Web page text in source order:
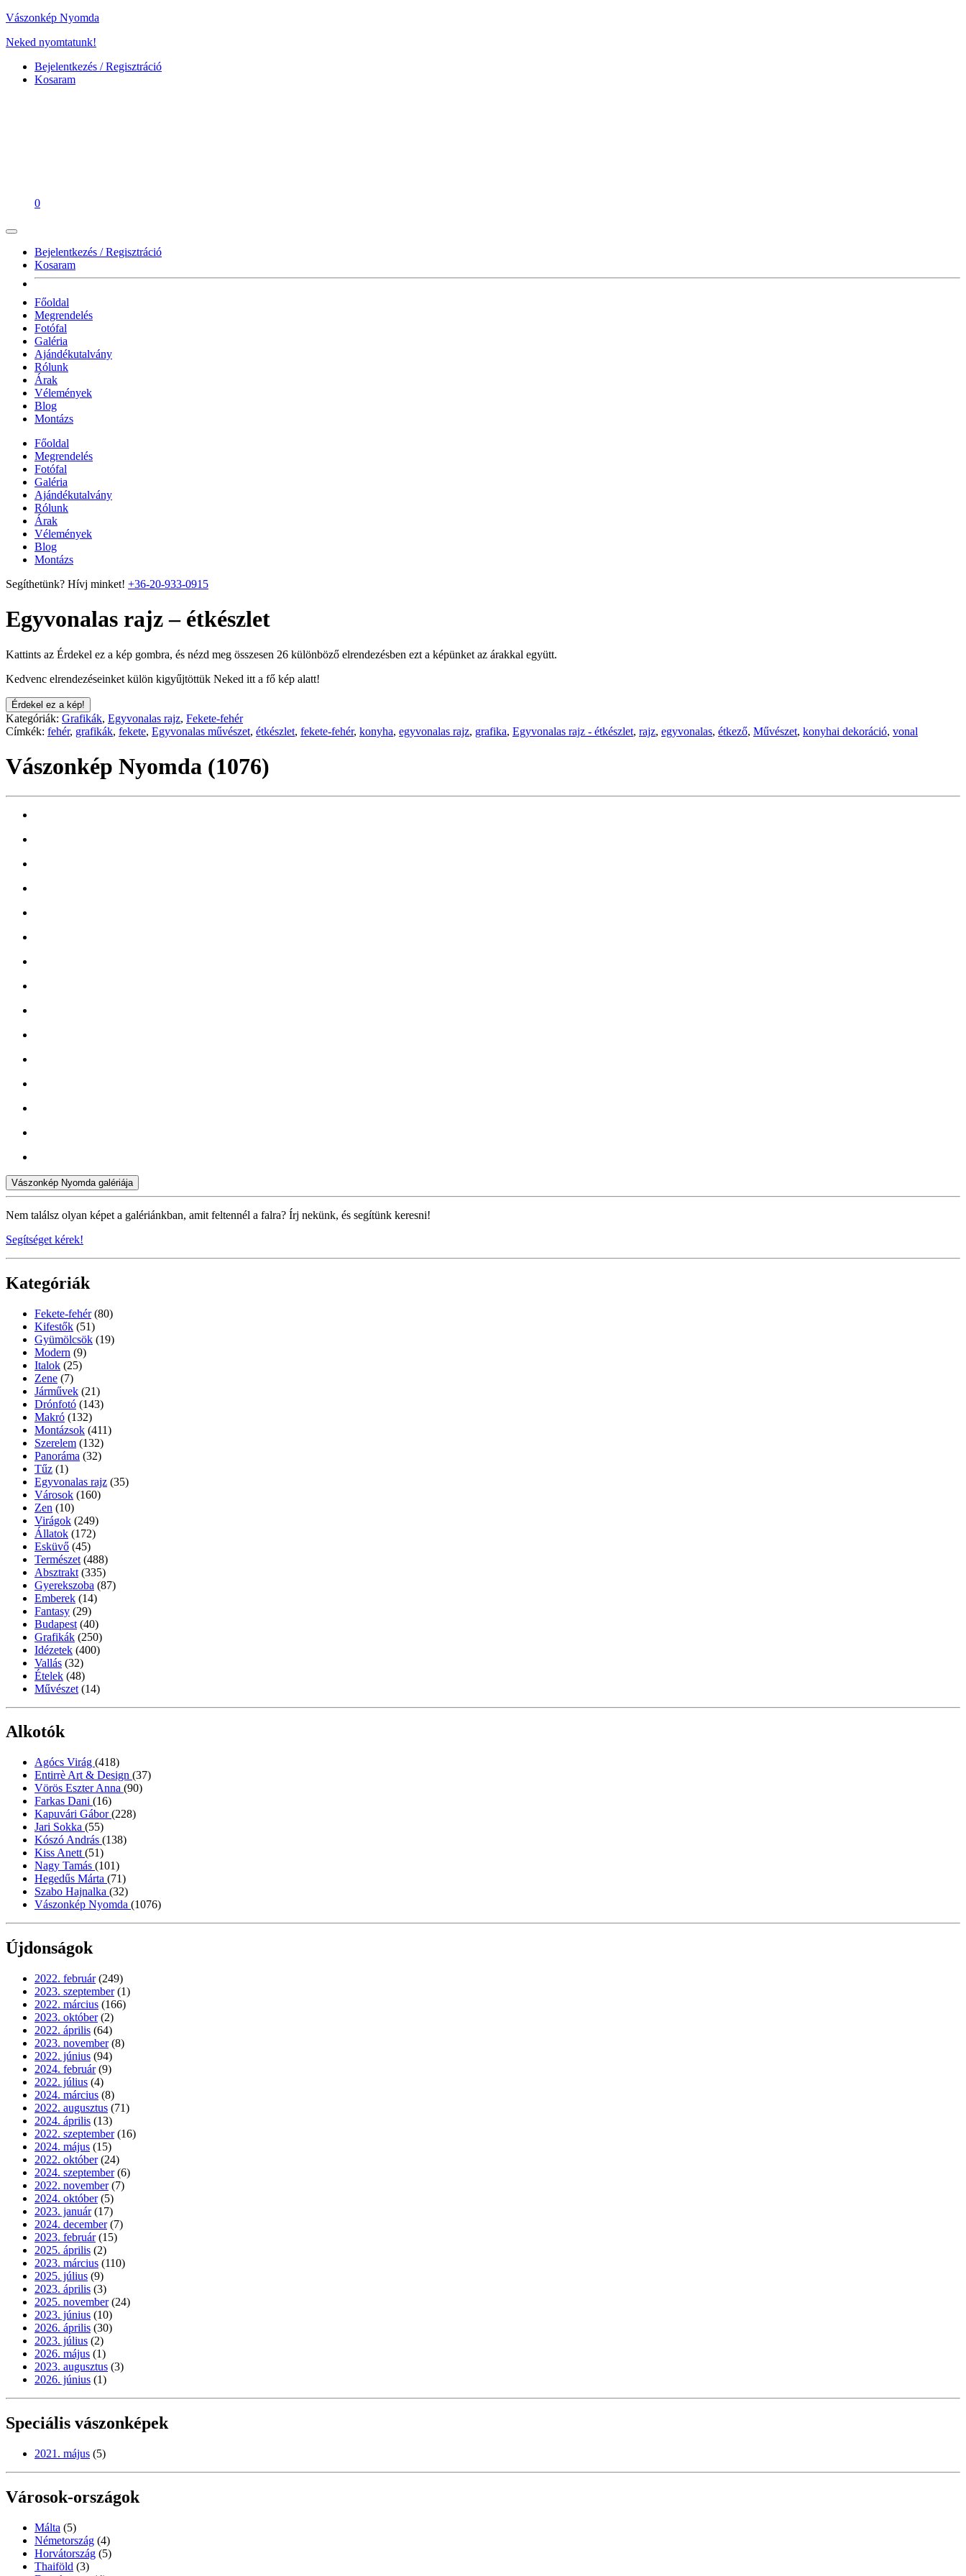
Vászonkép Nyomda
Neked nyomtatunk!
Bejelentkezés / Regisztráció
Kosaram
0
Bejelentkezés / Regisztráció
Kosaram
Főoldal
Megrendelés
Fotófal
Galéria
Ajándékutalvány
Rólunk
Árak
Vélemények
Blog
Montázs
Főoldal
Megrendelés
Fotófal
Galéria
Ajándékutalvány
Rólunk
Árak
Vélemények
Blog
Montázs
Segíthetünk? Hívj minket! +36-20-933-0915
Egyvonalas rajz – étkészlet
Kattints az Érdekel ez a kép gombra, és nézd meg összesen 26 különböző elrendezésben ezt a képünket az árakkal együtt.
Kedvenc elrendezéseinket külön kigyűjtöttük Neked itt a fő kép alatt!
Érdekel ez a kép!
Kategóriák: Grafikák, Egyvonalas rajz, Fekete-fehér
Címkék: fehér, grafikák, fekete, Egyvonalas művészet, étkészlet, fekete-fehér, konyha, egyvonalas rajz, grafika, Egyvonalas rajz - étkészlet, rajz, egyvonalas, étkező, Művészet, konyhai dekoráció, vonal
Vászonkép Nyomda (1076)
Vászonkép Nyomda galériája
Nem találsz olyan képet a galériánkban, amit feltennél a falra? Írj nekünk, és segítünk keresni!
Segítséget kérek!
Kategóriák
Fekete-fehér (80)
Kifestők (51)
Gyümölcsök (19)
Modern (9)
Italok (25)
Zene (7)
Járművek (21)
Drónfotó (143)
Makró (132)
Montázsok (411)
Szerelem (132)
Panoráma (32)
Tűz (1)
Egyvonalas rajz (35)
Városok (160)
Zen (10)
Virágok (249)
Állatok (172)
Esküvő (45)
Természet (488)
Absztrakt (335)
Gyerekszoba (87)
Emberek (14)
Fantasy (29)
Budapest (40)
Grafikák (250)
Idézetek (400)
Vallás (32)
Ételek (48)
Művészet (14)
Alkotók
Agócs Virág (418)
Entirrè Art & Design (37)
Vörös Eszter Anna (90)
Farkas Dani (16)
Kapuvári Gábor(228)
Jari Sokka (55)
Kószó András (138)
Kiss Anett (51)
Nagy Tamás (101)
Hegedűs Márta (71)
Szabo Hajnalka (32)
Vászonkép Nyomda (1076)
Újdonságok
2022. február (249)
2023. szeptember (1)
2022. március (166)
2023. október (2)
2022. április (64)
2023. november (8)
2022. június (94)
2024. február (9)
2022. július (4)
2024. március (8)
2022. augusztus (71)
2024. április (13)
2022. szeptember (16)
2024. május (15)
2022. október (24)
2024. szeptember (6)
2022. november (7)
2024. október (5)
2023. január (17)
2024. december (7)
2023. február (15)
2025. április (2)
2023. március (110)
2025. július (9)
2023. április (3)
2025. november (24)
2023. június (10)
2026. április (30)
2023. július (2)
2026. május (1)
2023. augusztus (3)
2026. június (1)
Speciális vászonképek
2021. május (5)
Városok-országok
Málta (5)
Németország (4)
Horvátország (5)
Thaiföld (3)